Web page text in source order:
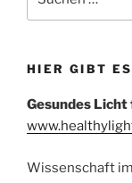
nach:
HIER GIBT
Gesundes Licht
Wissenschaft